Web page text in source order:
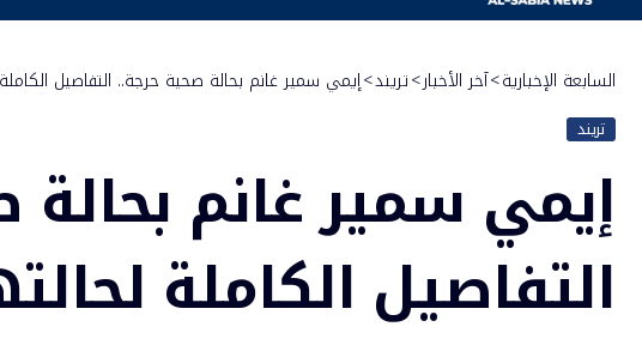
السابعة الإخبارية>آخر الأخبار>تريند>إيمي سمير غانم بحالة صحية حرجة.. التفاصيل
تريند
إيمي سمير غانم
التفاصيل الكاملة